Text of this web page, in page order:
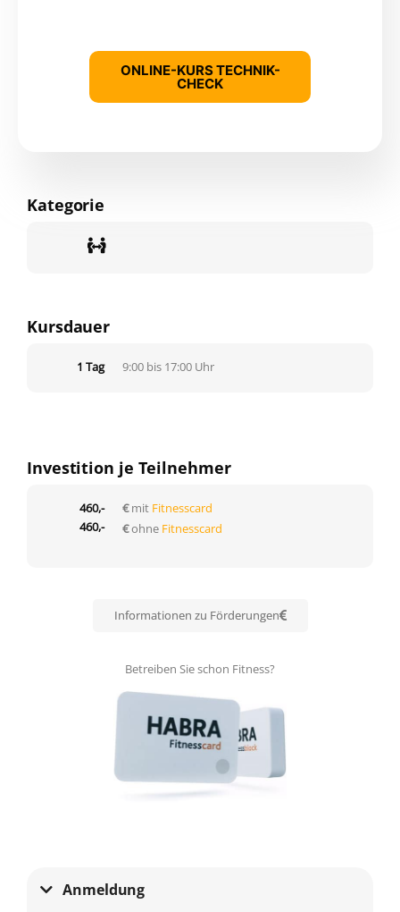
ONLINE-KURS TECHNIK-
CHECK
Kategorie
Kursdauer
1 Tag 9:00 bis 17:00 Uhr
Investition je Teilnehmer
460,-
460,-
€mit Fitnesscard
€ohne Fitnesscard
Informationen zu Förderungen
Betreiben Sie schon Fitness?
Anmeldung